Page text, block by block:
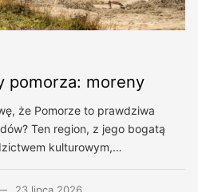
pomorza: moreny
że Pomorze to prawdziwa
Ten region, z jego bogatą
kulturowym,…